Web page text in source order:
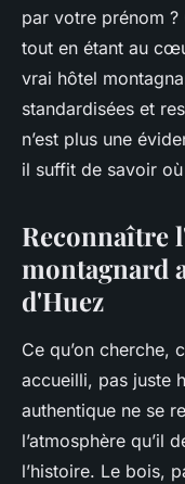
par votre prénom ?
tout en étant au
vrai hôtel
standardisées et
n’est plus une
il suffit de savoir
Reconnaître
montagnard
d'Huez
Ce qu’on cherche,
accueilli, pas juste
authentique ne se
l’atmosphère qu’il
l’histoire. Le bois,